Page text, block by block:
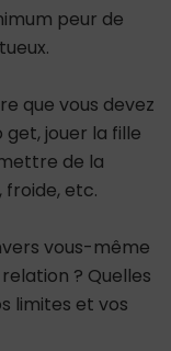
peur de
que vous devez
jouer la fille
de la
etc.
vous-même
? Quelles
limites et vos